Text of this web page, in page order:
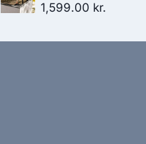
1,599.00 kr.